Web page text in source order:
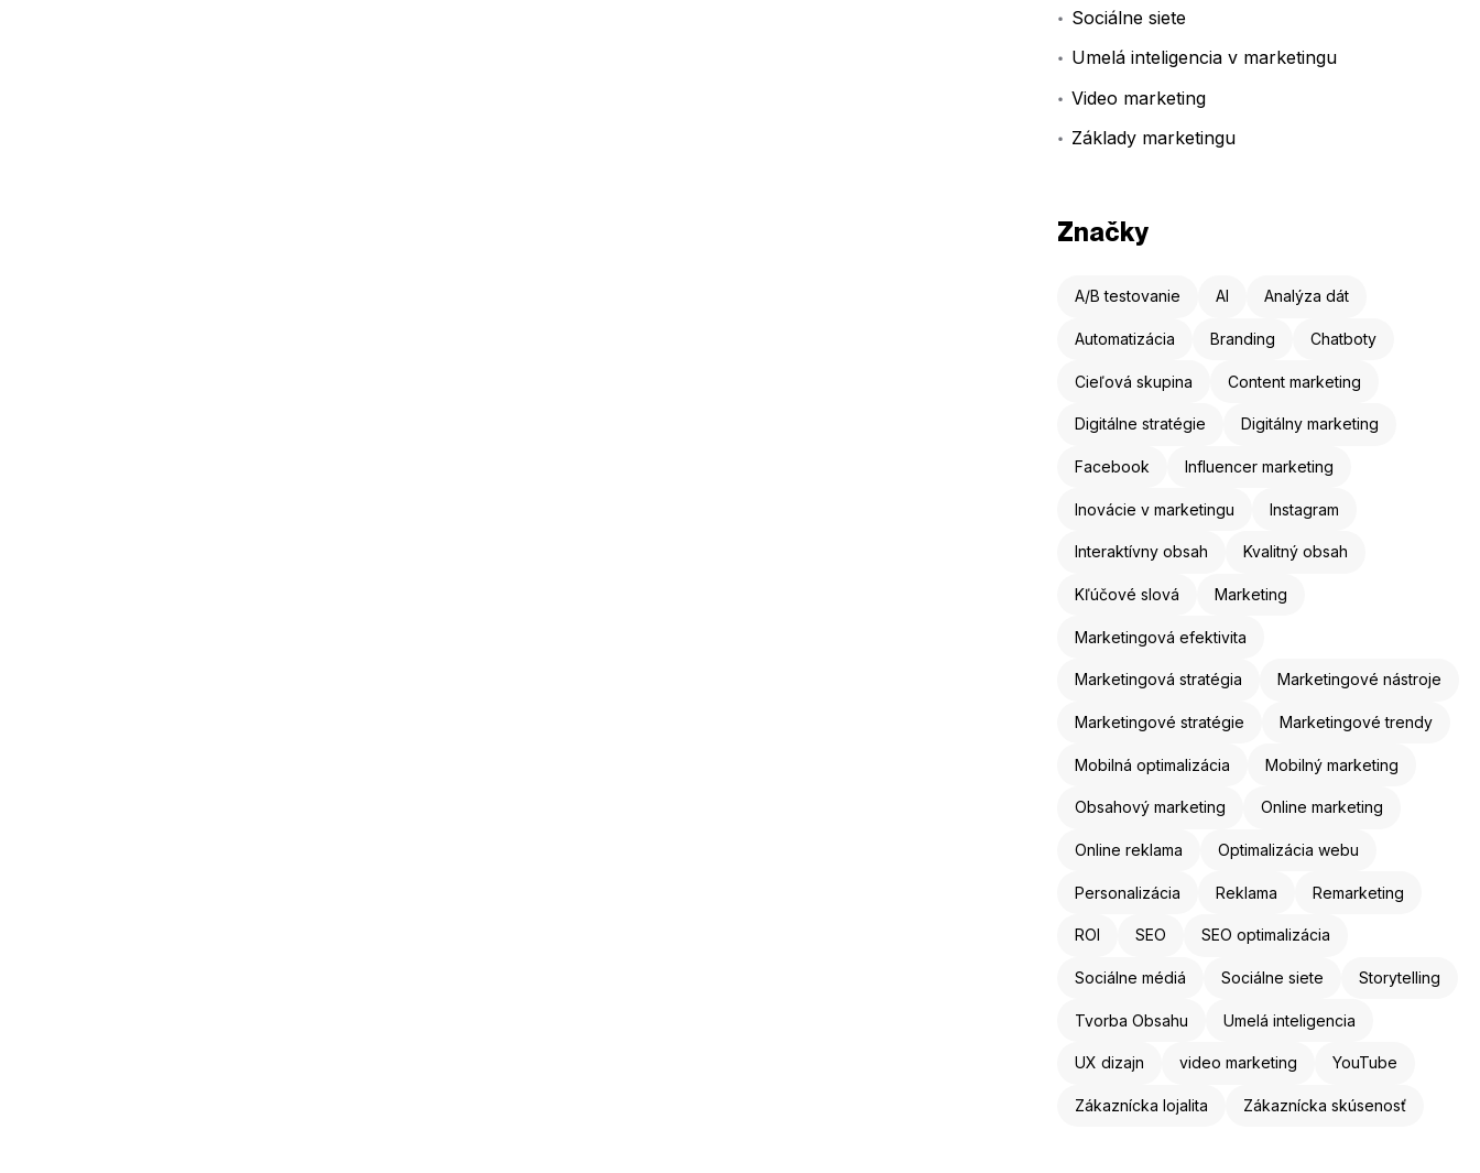
Sociálne siete
Umelá inteligencia v marketingu
Video marketing
Základy marketingu
Značky
A/B testovanie AI Analýza dát
Automatizácia Branding Chatboty
Cieľová skupina Content marketing
Digitálne stratégie Digitálny marketing
Facebook Influencer marketing
Inovácie v marketingu Instagram
Interaktívny obsah Kvalitný obsah
Kľúčové slová Marketing
Marketingová efektivita
Marketingová stratégia Marketingové nástroje
Marketingové stratégie Marketingové trendy
Mobilná optimalizácia Mobilný marketing
Obsahový marketing Online marketing
Online reklama Optimalizácia webu
Personalizácia Reklama Remarketing
ROI SEO SEO optimalizácia
Sociálne médiá Sociálne siete Storytelling
Tvorba Obsahu Umelá inteligencia
UX dizajn video marketing YouTube
Zákaznícka lojalita Zákaznícka skúsenosť